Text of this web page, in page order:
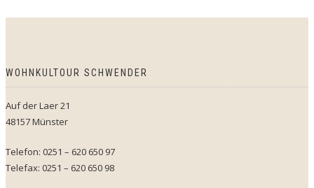
WOHNKULTOUR SCHWENDER
Auf der Laer 21
48157 Münster
Telefon: 0251 – 620 650 97
Telefax: 0251 – 620 650 98